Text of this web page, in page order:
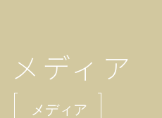
メディア
メディア